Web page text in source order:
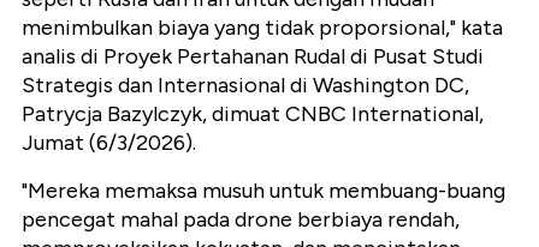
menimbulkan biaya yang tidak proporsional," kata
analis di Proyek Pertahanan Rudal di Pusat Studi
Strategis dan Internasional di Washington DC,
Patrycja Bazylczyk, dimuat CNBC International,
Jumat (6/3/2026).
"Mereka memaksa musuh untuk membuang-buang
pencegat mahal pada drone berbiaya rendah,